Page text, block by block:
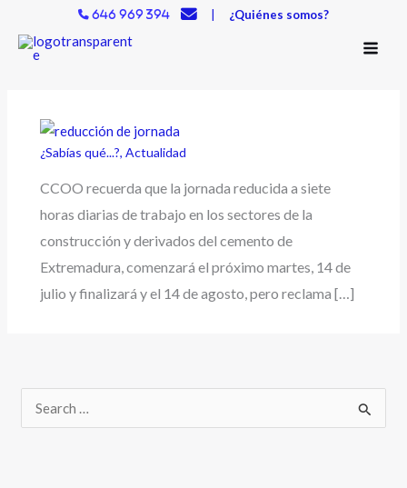
contenido
646 969 394 | ¿Quiénes somos?
¿Sabías qué...?,Actualidad
CCOO recuerda que la jornada reducida a siete
horas diarias de trabajo en los sectores de la
construcción y derivados del cemento de
Extremadura, comenzará el próximo martes, 14 de
julio y finalizará y el 14 de agosto, pero reclama […]